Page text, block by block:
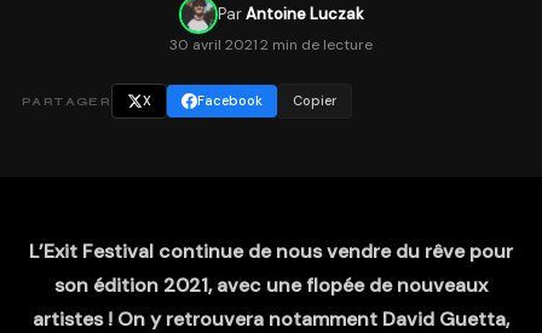
ParAntoine Luczak
30 avril 20212 min de lecture
PARTAGER X Facebook Copier
L’Exit Festival continue de nous vendre du rêve pour
son édition 2021, avec une flopée de nouveaux
artistes ! On y retrouvera notamment David Guetta,